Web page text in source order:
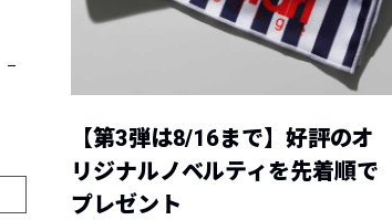
【第3弾は8/16まで】好評のオ
リジナルノベルティを先着順で
プレゼント